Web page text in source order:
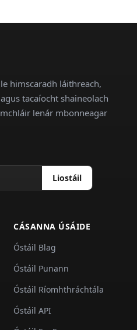
himscaradh láithreach,
tacaíocht shaineolach
lenár mbonneagar
Liostáil
CÁSANNA ÚSÁIDE
Óstáil Blag
Óstáil Punann
Óstáil Ríomhthráchtála
Óstáil API